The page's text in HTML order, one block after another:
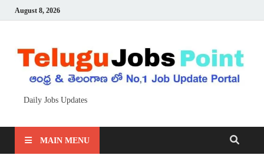
August 8, 2026
Daily Jobs Updates
MAIN MENU